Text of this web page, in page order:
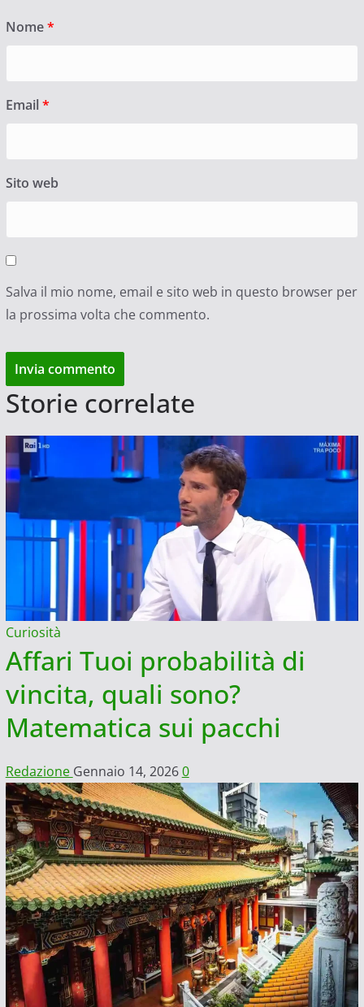
Nome*
Email *
Sito web
Salva il mio nome, email e sito web in questo browser per
la prossima volta che commento.
Storie correlate
Curiosità
Affari Tuoi probabilità di
vincita, quali sono?
Matematica sui pacchi
Redazione Gennaio 14, 20260